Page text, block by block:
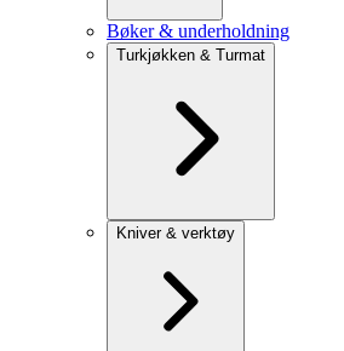
Bøker & underholdning
Turkjøkken & Turmat
Kniver & verktøy